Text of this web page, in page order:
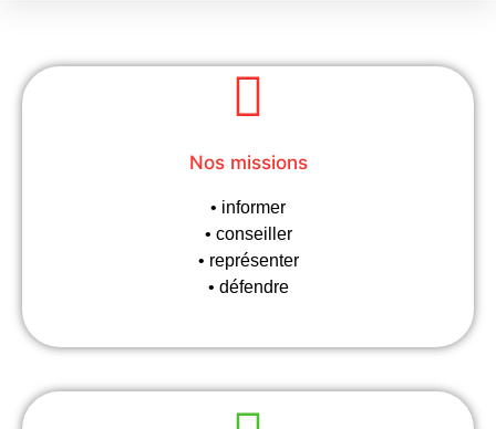
Nos missions
• informer
• conseiller
• représenter
• défendre